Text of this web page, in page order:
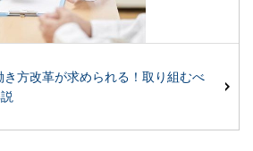
方改革が求められる！取り組むべ